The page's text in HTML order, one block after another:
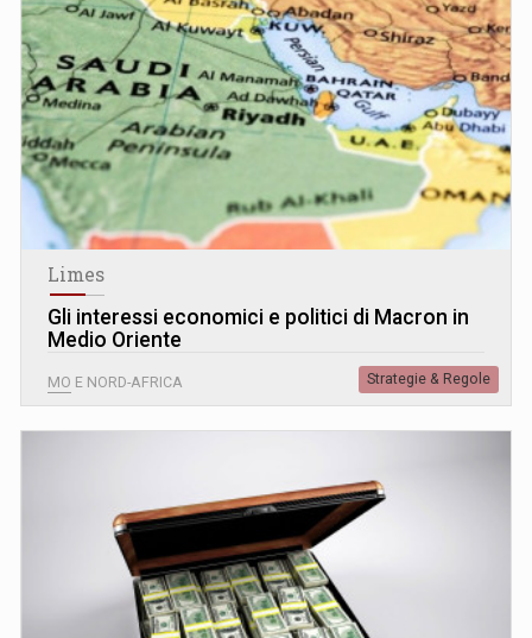
Limes
Gli interessi economici e politici di Macron in
Medio Oriente
MO E NORD-AFRICA Strategie & Regole